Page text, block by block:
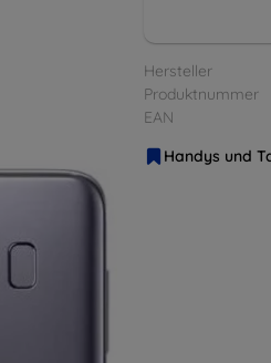
Hersteller
Produktnummer
EAN
Handys und